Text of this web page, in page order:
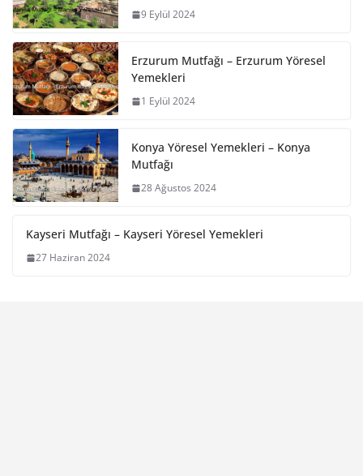
9 Eylül 2024
Erzurum Mutfağı – Erzurum Yöresel
Yemekleri
1 Eylül 2024
Konya Yöresel Yemekleri – Konya
Mutfağı
28 Ağustos 2024
Kayseri Mutfağı – Kayseri Yöresel Yemekleri
27 Haziran 2024